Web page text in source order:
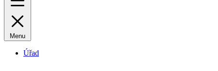
Menu
Úřad